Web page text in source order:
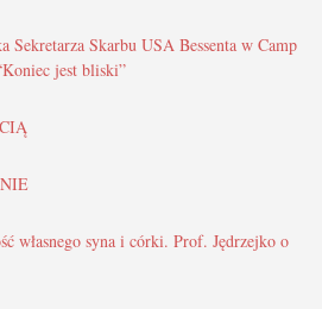
Sekretarza Skarbu USA Bessenta w Camp
jest bliski”
własnego syna i córki. Prof. Jędrzejko o